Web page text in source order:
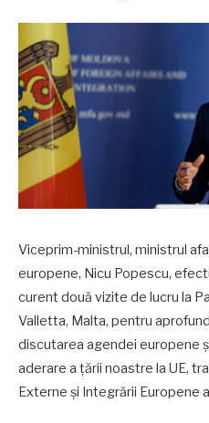
Viceprim-ministrul, ministrul
europene, Nicu Popescu,
curent două vizite de lucru la
Valletta, Malta, pentru
discutarea agendei europene
aderare a țării noastre la UE,
Externe și Integrării Europene